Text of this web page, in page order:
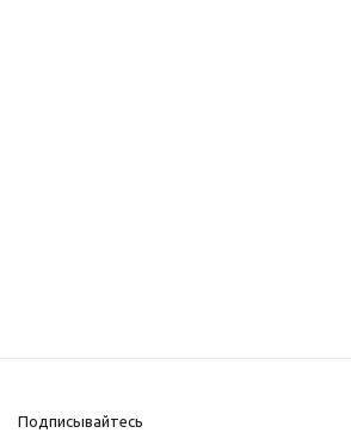
Подписывайтесь